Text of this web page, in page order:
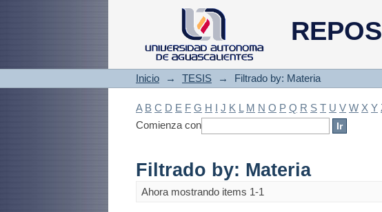
Filtrado by: Materia
Inicio → TESIS → Filtrado by: Materia
A B C D E F G H I J K L M N O P Q R S T U V W X Y
Comienza con
Filtrado by: Materia
Ahora mostrando items 1-1